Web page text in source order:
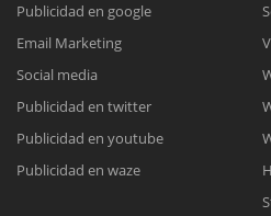
Reunión
Meet para la
Chat
Todos nuestros ejecutivos están
Publicidad en google
Email Marketing
Social media
Publicidad en twitter
Publicidad en youtube
Publicidad en waze